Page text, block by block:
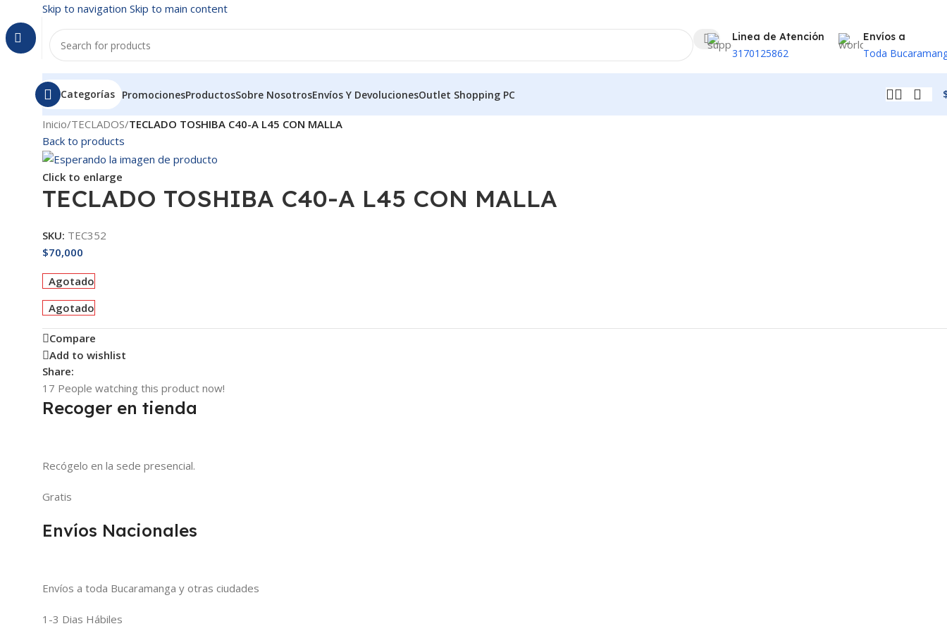
Skip to navigation Skip to main content
Linea de Atención
3170125862
Envíos a
Toda
Categorías PromocionesProductosSobre NosotrosEnvíos Y DevolucionesOutlet Shopping PC
Inicio/TECLADOS/TECLADO TOSHIBA C40-A L45 CON MALLA
Back to products
Click to enlarge
TECLADO TOSHIBA C40-A L45 CON MALLA
SKU: TEC352
$70,000
Agotado
Agotado
Compare
Add to wishlist
Share:
17 People watching this product now!
Recoger en tienda
Recógelo en la sede presencial.
Gratis
Envíos Nacionales
Envíos a toda Bucaramanga y otras ciudades
1-3 Dias Hábiles